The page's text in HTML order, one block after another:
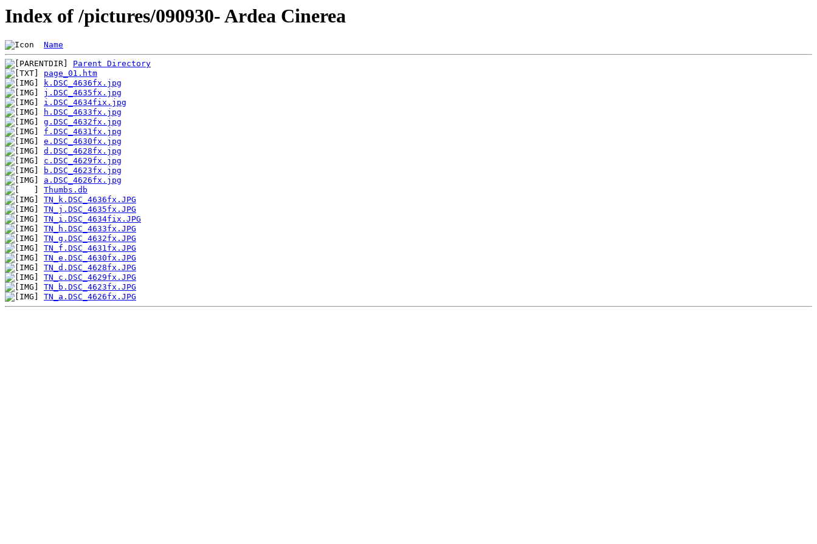
Index of /pictures/090930- Ardea Cinerea
Name
Parent Directory
page_01.htm
k.DSC_4636fx.jpg
j.DSC_4635fx.jpg
i.DSC_4634fix.jpg
h.DSC_4633fx.jpg
g.DSC_4632fx.jpg
f.DSC_4631fx.jpg
e.DSC_4630fx.jpg
d.DSC_4628fx.jpg
c.DSC_4629fx.jpg
b.DSC_4623fx.jpg
a.DSC_4626fx.jpg
Thumbs.db
TN_k.DSC_4636fx.JPG
TN_j.DSC_4635fx.JPG
TN_i.DSC_4634fix.JPG
TN_h.DSC_4633fx.JPG
TN_g.DSC_4632fx.JPG
TN_f.DSC_4631fx.JPG
TN_e.DSC_4630fx.JPG
TN_d.DSC_4628fx.JPG
TN_c.DSC_4629fx.JPG
TN_b.DSC_4623fx.JPG
TN_a.DSC_4626fx.JPG